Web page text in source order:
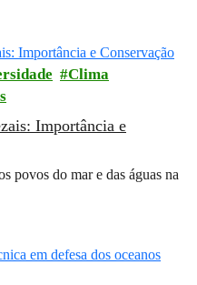
Clima
Importância e
povos do mar e das águas na